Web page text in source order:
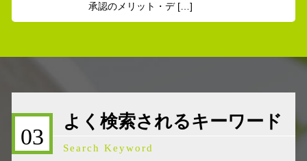
承認のメリット・デ […]
03
よく検索されるキーワード
Search Keyword